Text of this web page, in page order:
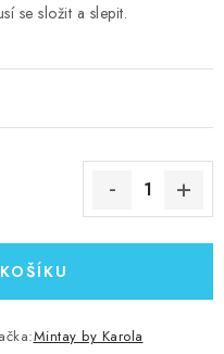
se složit a slepit.
Mintay by Karola